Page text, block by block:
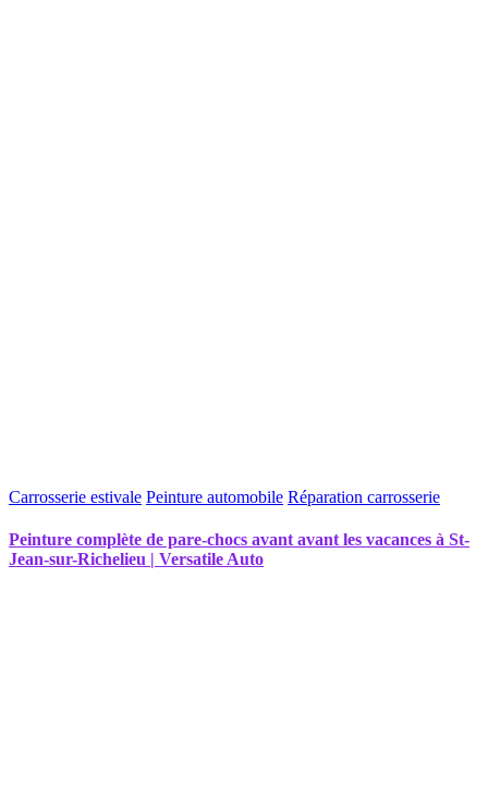
Carrosserie estivale Peinture automobile Réparation carrosserie
Peinture complète de pare-chocs avant avant les vacances à St-
Jean-sur-Richelieu | Versatile Auto